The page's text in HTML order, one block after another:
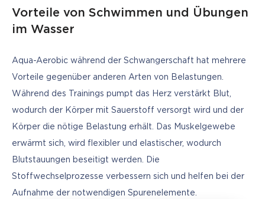
Vorteile von Schwimmen und Übungen
im Wasser
Aqua-Aerobic während der Schwangerschaft hat mehrere
Vorteile gegenüber anderen Arten von Belastungen.
Während des Trainings pumpt das Herz verstärkt Blut,
wodurch der Körper mit Sauerstoff versorgt wird und der
Körper die nötige Belastung erhält. Das Muskelgewebe
erwärmt sich, wird flexibler und elastischer, wodurch
Blutstauungen beseitigt werden. Die
Stoffwechselprozesse verbessern sich und helfen bei der
Aufnahme der notwendigen Spurenelemente.